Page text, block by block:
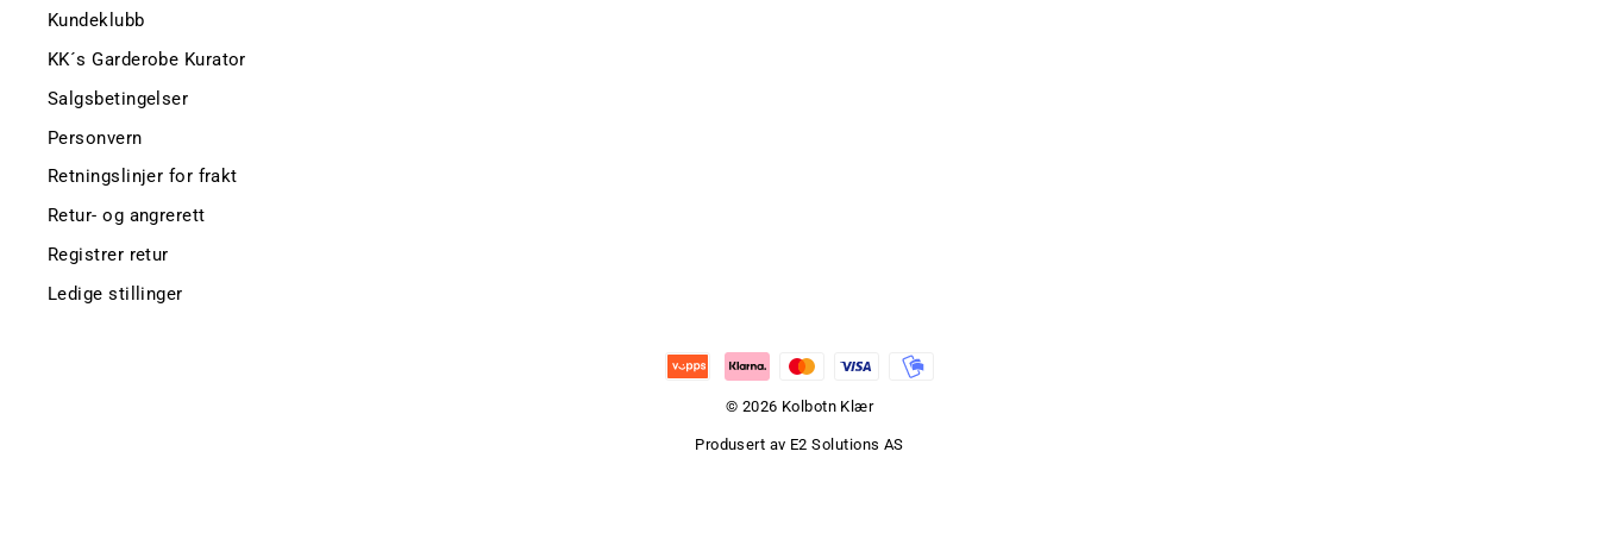
Kundeklubb
KK´s Garderobe Kurator
Salgsbetingelser
Personvern
Retningslinjer for frakt
Retur- og angrerett
Registrer retur
Ledige stillinger
© 2026 Kolbotn Klær
Produsert av E2 Solutions AS